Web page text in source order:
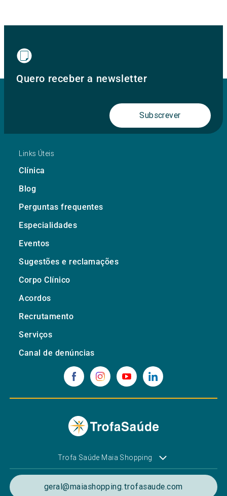
Quero receber a newsletter
Subscrever
Links Úteis
Clínica
Blog
Perguntas frequentes
Especialidades
Eventos
Sugestões e reclamações
Corpo Clínico
Acordos
Recrutamento
Serviços
Canal de denúncias
Trofa Saúde Maia Shopping
geral@maiashopping.trofasaude.com